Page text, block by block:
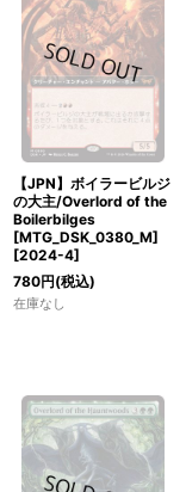
【JPN】ボイラービルジ
の大主/Overlord of the
Boilerbilges
[MTG_DSK_0380_M]
[2024-4]
780円(税込)
在庫なし